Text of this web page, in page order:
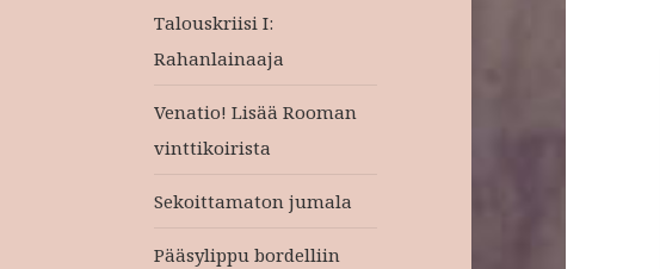
Talouskriisi I:
Rahanlainaaja
Venatio! Lisää Rooman
vinttikoirista
Sekoittamaton jumala
Pääsylippu bordelliin